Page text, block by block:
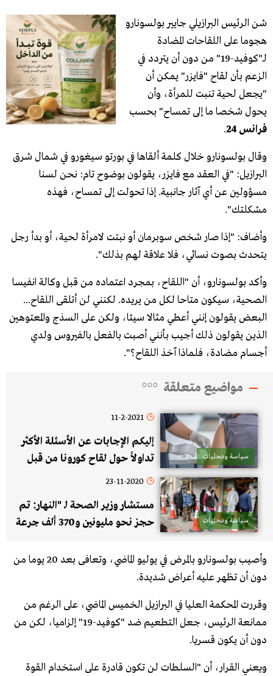
شن الرئيس البرازيلي جايير بولسونارو
هجوما على اللقاحات المضادة
لـ"كوفيد-19" من دون أن يتردد في
الزعم بأن لقاح "فايزر" يمكن أن
"يجعل لحية تنبت للمرأة، وأن
يحول شخصا ما إلى تمساح" بحسب
فرانس 24
.
وقال بولسونارو خلال كلمة ألقاها في بورتو سيغورو في شمال شرق
البرازيل: "في العقد مع فايزر، يقولون بوضوح تام: نحن لسنا
مسؤولين عن أي آثار جانبية. إذا تحولت إلى تمساح، فهذه
مشكلتك".
وأضاف: "إذا صار شخص سوبرمان أو نبتت لامرأة لحية، أو بدأ رجل
يتحدث بصوت نسائي، فلا علاقة لهم بذلك".
وأكد بولسونارو، أن "اللقاح، بمجرد اعتماده من قبل وكالة انفيسا
الصحية، سيكون متاحا لكل من يريده. لكنني لن أتلقى اللقاح...
البعض يقولون إنني أعطي مثالا سيئا، ولكن على السذج والمعتوهين
الذين يقولون ذلك أجيب بأنني أصبت بالفعل بالفيروس ولدي
أجسام مضادة، فلماذا آخذ اللقاح؟".
مواضيع متعلقة
سياسة ومحليات
11-2-2021
إليكم الإجابات عن الأسئلة الأكثر
تداولاً حول لقاح كورونا من قبل
لجنة طبية متخصصة من وزارة
واليونيسف
سياسة ومحليات
23-11-2020
مستشار وزير الصحة لـ "النهار: تم
حجز نحو مليونين و370 ألف جرعة
مليون جرعة لقاح من
فايزر..وستعطى أولاً للقطاع الطبي
عرضة للمضاعفات
وأصيب بولسونارو بالمرض في يوليو الماضي، وتعافى بعد 20 يوما من
دون أن تظهر عليه أعراض شديدة.
وقررت المحكمة العليا في البرازيل الخميس الماضي، على الرغم من
ممانعة الرئيس، جعل التطعيم ضد "كوفيد-19" إلزاميا، لكن من
دون أن يكون قسريا.
ويعني القرار، أن "السلطات لن تكون قادرة على استخدام القوة